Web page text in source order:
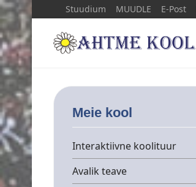
Stuudium MUUDLE E-Post
Meie kool
Interaktiivne koolituur
Avalik teave